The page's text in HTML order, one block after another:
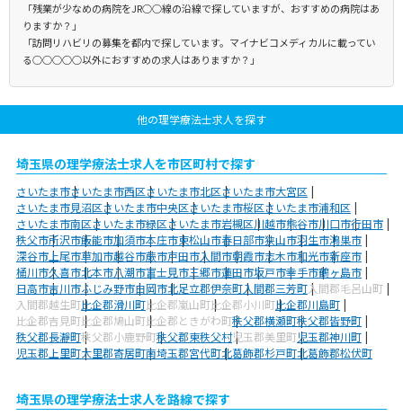
「残業が少なめの病院をJR○○線の沿線で探していますが、おすすめの病院はあ
りますか？」
「訪問リハビリの募集を都内で探しています。マイナビコメディカルに載ってい
る○○○○○以外におすすめの求人はありますか？」
他の理学療法士求人を探す
埼玉県の理学療法士求人を市区町村で探す
さいたま市さいたま市西区さいたま市北区さいたま市大宮区
さいたま市見沼区さいたま市中央区さいたま市桜区さいたま市浦和区
さいたま市南区さいたま市緑区さいたま市岩槻区川越市熊谷市川口市行田市
秩父市所沢市飯能市加須市本庄市東松山市春日部市狭山市羽生市鴻巣市
深谷市 上尾市草加市越谷市蕨市戸田市入間市朝霞市志木市和光市新座市
桶川市久喜市北本市八潮市富士見市三郷市蓮田市坂戸市幸手市鶴ヶ島市
日高市吉川市ふじみ野市白岡市北足立郡伊奈町入間郡三芳町入間郡毛呂山町
入間郡越生町比企郡滑川町比企郡嵐山町比企郡小川町比企郡川島町
比企郡吉見町比企郡鳩山町比企郡ときがわ町秩父郡横瀬町秩父郡皆野町
秩父郡長瀞町秩父郡小鹿野町秩父郡東秩父村児玉郡美里町児玉郡神川町
児玉郡上里町大里郡寄居町南埼玉郡宮代町北葛飾郡杉戸町北葛飾郡松伏町
埼玉県の理学療法士求人を路線で探す